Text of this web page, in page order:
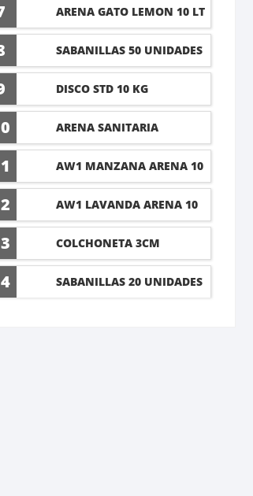
ARENA GATO LEMON 10 LT
SABANILLAS 50 UNIDADES
TALLA M 60X45CM
DISCO STD 10 KG
ARENA SANITARIA
LAVANDA 8KG
AW1 MANZANA ARENA 10
LT
AW1 LAVANDA ARENA 10
LT
COLCHONETA 3CM
SABANILLAS 20 UNIDADES